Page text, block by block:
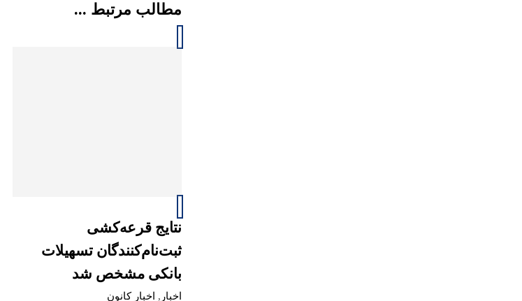
مطالب مرتبط ...
نتایج قرعه‌کشی
ثبت‌نام‌کنندگان تسهیلات
بانکی مشخص شد
اخبار , اخبار کانون